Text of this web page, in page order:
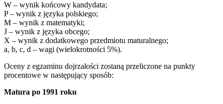
W – wynik końcowy kandydata;
P – wynik z języka polskiego;
M – wynik z matematyki;
J – wynik z języka obcego;
X – wynik z dodatkowego przedmiotu maturalnego;
a, b, c, d – wagi (wielokrotności 5%).
Oceny z egzaminu dojrzałości zostaną przeliczone na punkty
procentowe w następujący sposób:
Matura po 1991 roku